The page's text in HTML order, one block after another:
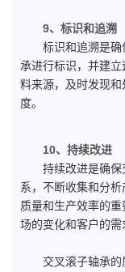
9、标识和追溯
标识和追溯是确
承进行标识，并建
料来源，及时发现
度。
10、持续改进
持续改进是确保
系，不断收集和分
质量和生产效率的
场的变化和客户的需
交叉滚子轴承的质